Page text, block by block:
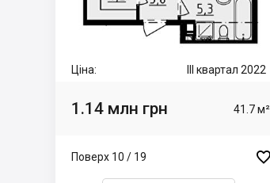
Ціна: III квартал 2022
1.14 млн грн 41.7 м²
Поверх 10 / 19 